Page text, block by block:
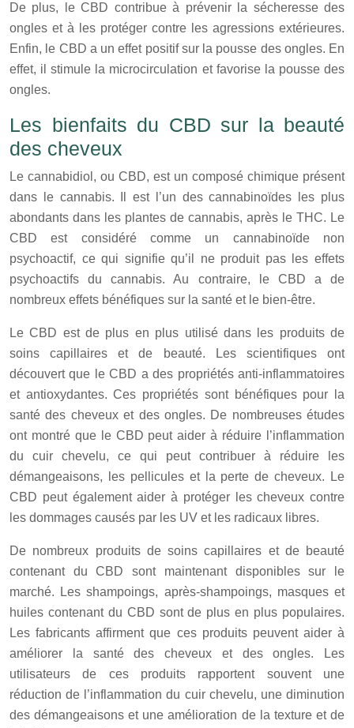
De plus, le CBD contribue à prévenir la sécheresse des
ongles et à les protéger contre les agressions extérieures.
Enfin, le CBD a un effet positif sur la pousse des ongles. En
effet, il stimule la microcirculation et favorise la pousse des
ongles.
Les bienfaits du CBD sur la beauté
des cheveux
Le cannabidiol, ou CBD, est un composé chimique présent
dans le cannabis. Il est l’un des cannabinoïdes les plus
abondants dans les plantes de cannabis, après le THC. Le
CBD est considéré comme un cannabinoïde non
psychoactif, ce qui signifie qu’il ne produit pas les effets
psychoactifs du cannabis. Au contraire, le CBD a de
nombreux effets bénéfiques sur la santé et le bien-être.
Le CBD est de plus en plus utilisé dans les produits de
soins capillaires et de beauté. Les scientifiques ont
découvert que le CBD a des propriétés anti-inflammatoires
et antioxydantes. Ces propriétés sont bénéfiques pour la
santé des cheveux et des ongles. De nombreuses études
ont montré que le CBD peut aider à réduire l’inflammation
du cuir chevelu, ce qui peut contribuer à réduire les
démangeaisons, les pellicules et la perte de cheveux. Le
CBD peut également aider à protéger les cheveux contre
les dommages causés par les UV et les radicaux libres.
De nombreux produits de soins capillaires et de beauté
contenant du CBD sont maintenant disponibles sur le
marché. Les shampoings, après-shampoings, masques et
huiles contenant du CBD sont de plus en plus populaires.
Les fabricants affirment que ces produits peuvent aider à
améliorer la santé des cheveux et des ongles. Les
utilisateurs de ces produits rapportent souvent une
réduction de l’inflammation du cuir chevelu, une diminution
des démangeaisons et une amélioration de la texture et de